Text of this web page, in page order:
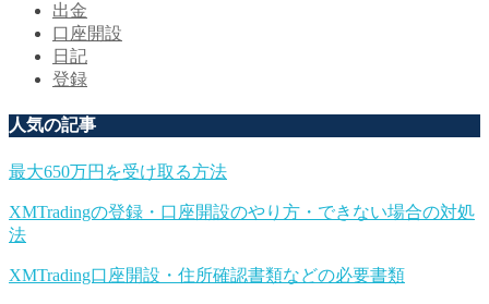
出金
口座開設
日記
登録
人気の記事
最大650万円を受け取る方法
XMTradingの登録・口座開設のやり方・できない場合の対処
法
XMTrading口座開設・住所確認書類などの必要書類